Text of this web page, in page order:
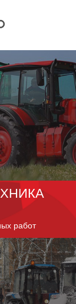
работ